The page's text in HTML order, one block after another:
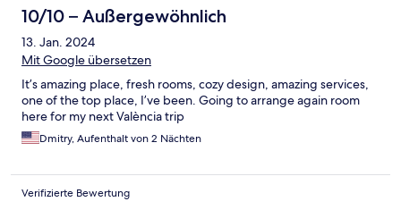
10/10 – Außergewöhnlich
13. Jan. 2024
Mit Google übersetzen
It’s amazing place, fresh rooms, cozy design, amazing services,
one of the top place, I’ve been. Going to arrange again room
here for my next València trip
Dmitry, Aufenthalt von 2 Nächten
Verifizierte Bewertung